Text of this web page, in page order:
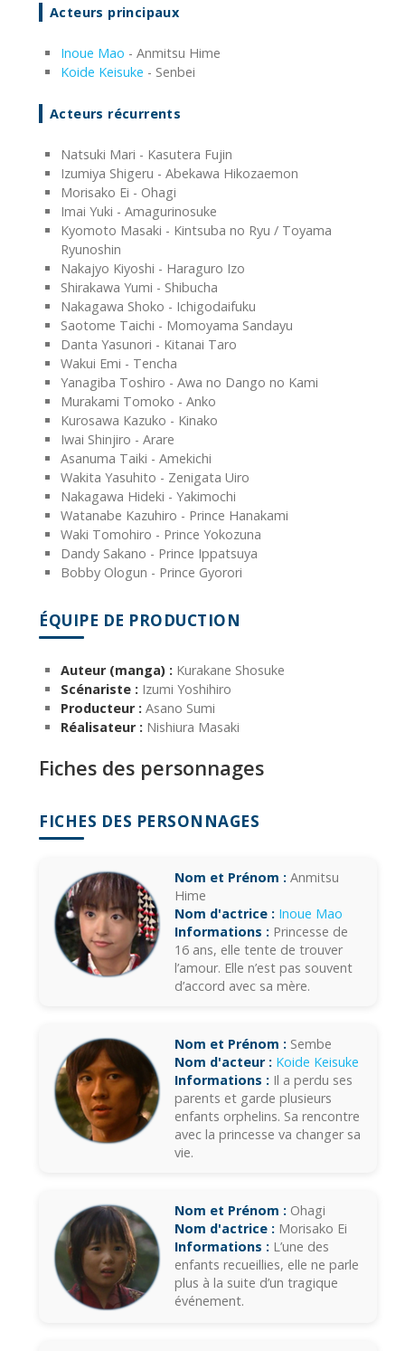
Acteurs principaux
Inoue Mao - Anmitsu Hime
Koide Keisuke - Senbei
Acteurs récurrents
Natsuki Mari - Kasutera Fujin
Izumiya Shigeru - Abekawa Hikozaemon
Morisako Ei - Ohagi
Imai Yuki - Amagurinosuke
Kyomoto Masaki - Kintsuba no Ryu / Toyama
Ryunoshin
Nakajyo Kiyoshi - Haraguro Izo
Shirakawa Yumi - Shibucha
Nakagawa Shoko - Ichigodaifuku
Saotome Taichi - Momoyama Sandayu
Danta Yasunori - Kitanai Taro
Wakui Emi - Tencha
Yanagiba Toshiro - Awa no Dango no Kami
Murakami Tomoko - Anko
Kurosawa Kazuko - Kinako
Iwai Shinjiro - Arare
Asanuma Taiki - Amekichi
Wakita Yasuhito - Zenigata Uiro
Nakagawa Hideki - Yakimochi
Watanabe Kazuhiro - Prince Hanakami
Waki Tomohiro - Prince Yokozuna
Dandy Sakano - Prince Ippatsuya
Bobby Ologun - Prince Gyorori
ÉQUIPE DE PRODUCTION
Auteur (manga) : Kurakane Shosuke
Scénariste : Izumi Yoshihiro
Producteur : Asano Sumi
Réalisateur : Nishiura Masaki
Fiches des personnages
FICHES DES PERSONNAGES
Nom et Prénom : Anmitsu
Hime
Nom d'actrice : Inoue Mao
Informations : Princesse de
16 ans, elle tente de trouver
l’amour. Elle n’est pas souvent
d’accord avec sa mère.
Nom et Prénom : Sembe
Nom d'acteur : Koide Keisuke
Informations : Il a perdu ses
parents et garde plusieurs
enfants orphelins. Sa rencontre
avec la princesse va changer sa
vie.
Nom et Prénom : Ohagi
Nom d'actrice : Morisako Ei
Informations : L’une des
enfants recueillies, elle ne parle
plus à la suite d’un tragique
événement.